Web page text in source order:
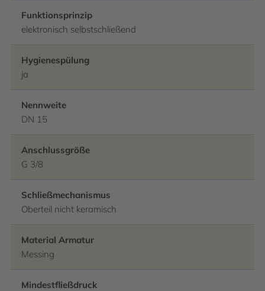
Funktionsprinzip
elektronisch selbstschließend
Hygienespülung
ja
Nennweite
DN 15
Anschlussgröße
G 3/8
Schließmechanismus
Oberteil nicht keramisch
Material Armatur
Messing
Mindestfließdruck